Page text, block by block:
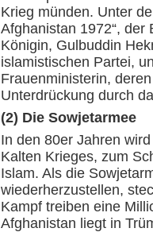
Krieg münden. Unter
Afghanistan 1972“, der
Königin, Gulbuddin
islamistischen Partei,
Frauenministerin,
Unterdrückung durch
(2) Die Sowjetarmee
In den 80er Jahren
Kalten Krieges, zum
Islam. Als die
wiederherzustellen,
Kampf treiben eine
Afghanistan liegt in